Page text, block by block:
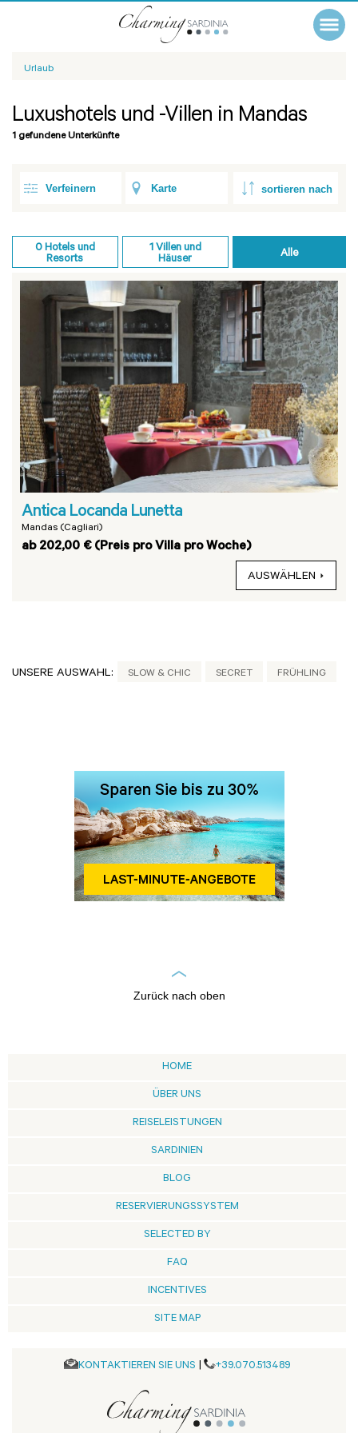
Urlaub
Luxushotels und -Villen in Mandas
1 gefundene Unterkünfte
Verfeinern Karte
0Hotels und
Resorts
1Villen und
Häuser
Alle
Antica Locanda Lunetta
Mandas (Cagliari)
ab 202,00 € (Preis pro Villa pro Woche)
AUSWÄHLEN
UNSERE AUSWAHL: SLOW & CHIC SECRET FRÜHLING
Zurück nach oben
HOME
ÜBER UNS
REISELEISTUNGEN
SARDINIEN
BLOG
RESERVIERUNGSSYSTEM
SELECTED BY
FAQ
INCENTIVES
SITE MAP
KONTAKTIEREN SIE UNS +39.070.513489